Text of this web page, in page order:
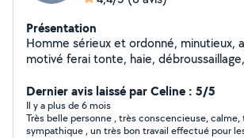
Présentation
Homme sérieux et ordonné, minutieux,
motivé ferai tonte, haie, débroussaillage,
réparation tondeuse et autres
Dernier avis laissé par Celine : 5/5
Il y a plus de 6 mois
Très belle personne , très conscencieuse, calme, très
sympathique , un très bon travail effectué pour